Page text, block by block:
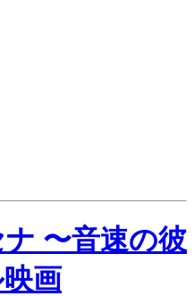
〜音速の彼
画